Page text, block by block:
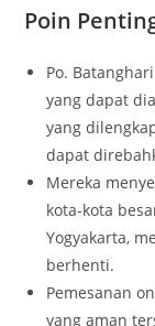
Poin
Po.
yang dapat
yang
dapat
Mereka
kota-kota
Yogyakarta,
berhenti.
Pemesanan
yang aman